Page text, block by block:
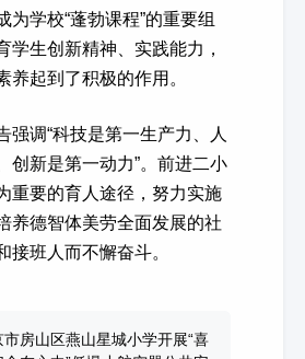
为学校“蓬勃课程”的重要组
学生创新精神、实践能力，
养起到了积极的作用。
强调“科技是第一生产力、人
创新是第一动力”。前进二小
重要的育人途径，努力实施
养德智体美劳全面发展的社
接班人而不懈奋斗。
房山区燕山星城小学开展“喜